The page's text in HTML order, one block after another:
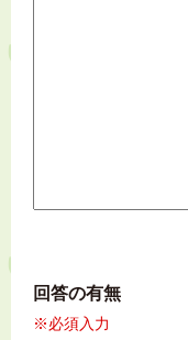
回答の有無
※必須入力